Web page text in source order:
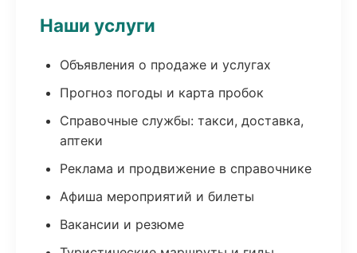
Наши услуги
Объявления о продаже и услугах
Прогноз погоды и карта пробок
Справочные службы: такси, доставка,
аптеки
Реклама и продвижение в справочнике
Афиша мероприятий и билеты
Вакансии и резюме